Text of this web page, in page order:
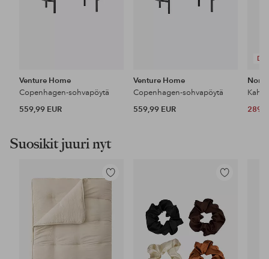
Venture Home
Copenhagen-sohvapöytä
559,99 EUR
Venture Home
Copenhagen-sohvapöytä
559,99 EUR
289
Suosikit juuri nyt
Lisää
Lisää